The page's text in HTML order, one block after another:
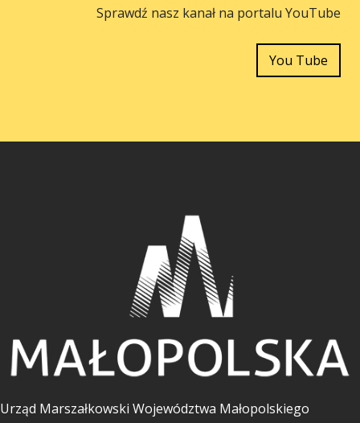
Sprawdź nasz kanał na portalu YouTube
You Tube
Urząd Marszałkowski Województwa Małopolskiego